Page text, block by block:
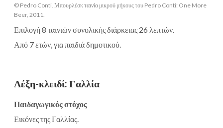
© Pedro Conti. Μπουρλέσκ ταινία μικρού μήκους του Pedro Conti: One More
Beer, 2011.
Επιλογή 8 ταινιών συνολικής διάρκειας 26 λεπτών.
Από 7 ετών, για παιδιά δημοτικού.
Λέξη-κλειδί: Γαλλία
Παιδαγωγικός στόχος
Εικόνες της Γαλλίας.